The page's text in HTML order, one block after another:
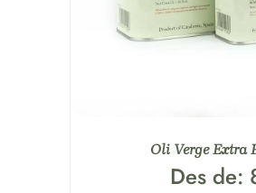
Oli Verge Extra
Des de: